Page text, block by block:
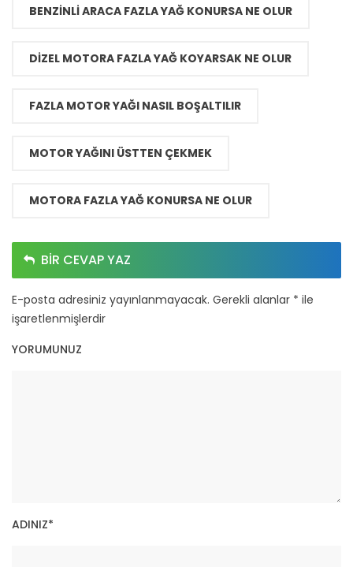
BENZINLI ARACA FAZLA YAĞ KONURSA NE OLUR
DIZEL MOTORA FAZLA YAĞ KOYARSAK NE OLUR
FAZLA MOTOR YAĞI NASIL BOŞALTILIR
MOTOR YAĞINI ÜSTTEN ÇEKMEK
MOTORA FAZLA YAĞ KONURSA NE OLUR
BIR CEVAP YAZ
E-posta adresiniz yayınlanmayacak. Gerekli alanlar * ile
işaretlenmişlerdir
YORUMUNUZ
ADINIZ*